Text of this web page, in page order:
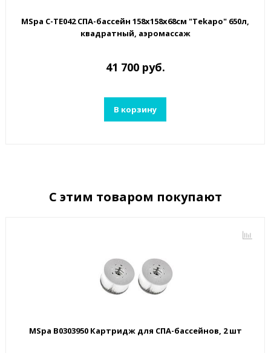
MSpa C-TE042 СПА-бассейн 158х158х68см "Tekapo" 650л,
квадратный, аэромассаж
41 700 руб.
В корзину
С этим товаром покупают
MSpa B0303950 Картридж для СПА-бассейнов, 2 шт